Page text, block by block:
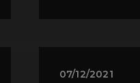
07/12/2021